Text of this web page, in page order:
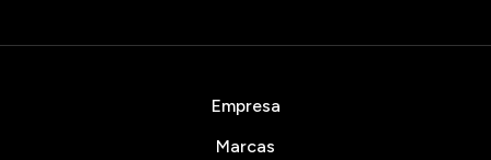
Empresa
Marcas